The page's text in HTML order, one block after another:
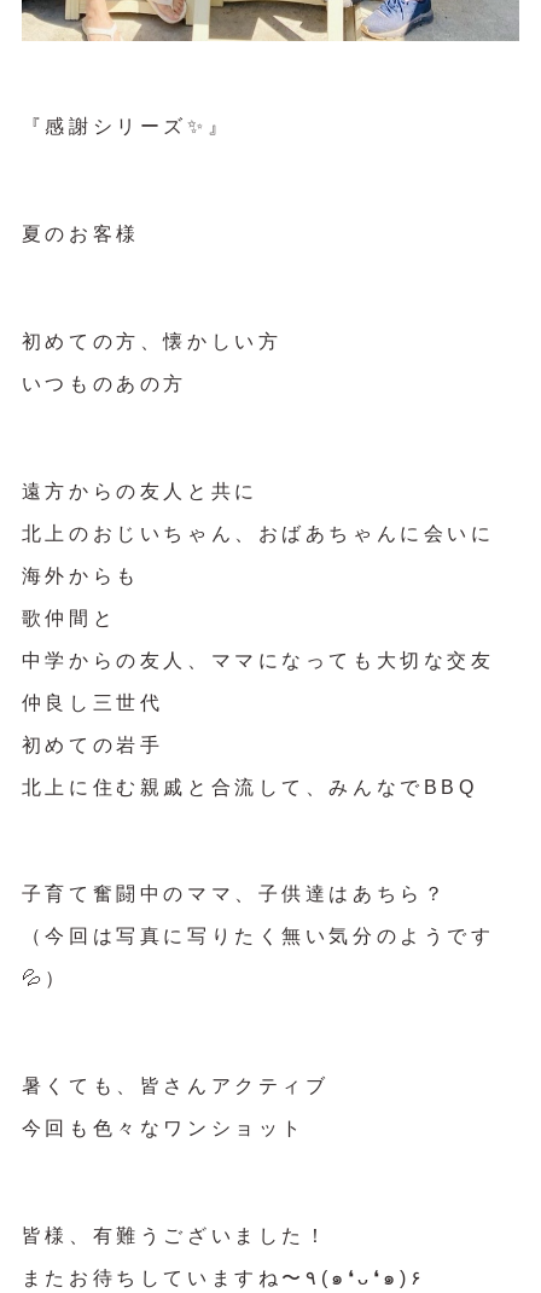
『感謝シリーズ✨』
夏のお客様
初めての方、懐かしい方
いつものあの方
遠方からの友人と共に
北上のおじいちゃん、おばあちゃんに会いに
海外からも
歌仲間と
中学からの友人、ママになっても大切な交友
仲良し三世代
初めての岩手
北上に住む親戚と合流して、みんなでBBQ
子育て奮闘中のママ、子供達はあちら？
（今回は写真に写りたく無い気分のようです
💦）
暑くても、皆さんアクティブ
今回も色々なワンショット
皆様、有難うございました！
またお待ちしていますね〜٩(๑❛ᴗ❛๑)۶